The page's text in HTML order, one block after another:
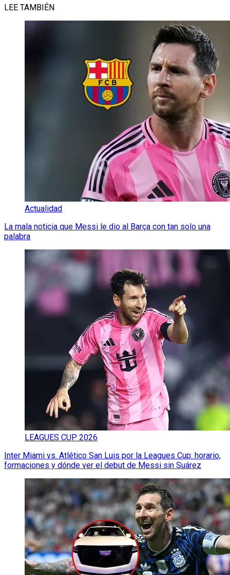
LEE TAMBIÉN
Actualidad
La mala noticia que Messi le dio al Barça con tan solo una
palabra
LEAGUES CUP 2026
Inter Miami vs. Atlético San Luis por la Leagues Cup: horario,
formaciones y dónde ver el debut de Messi sin Suárez